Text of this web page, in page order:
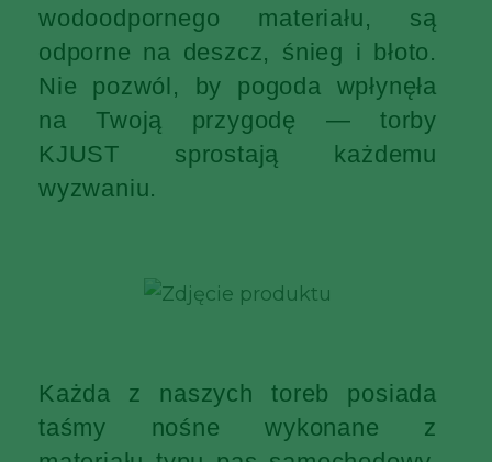
wodoodpornego materiału, są
odporne na deszcz, śnieg i błoto.
Nie pozwól, by pogoda wpłynęła
na Twoją przygodę — torby
KJUST sprostają każdemu
wyzwaniu.
Każda z naszych toreb posiada
taśmy nośne wykonane z